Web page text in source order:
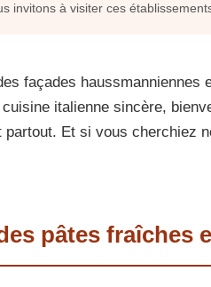
invitons à visiter ces
façades haussmanniennes
italienne sincère,
Et si vous cherchiez
pâtes fraîches